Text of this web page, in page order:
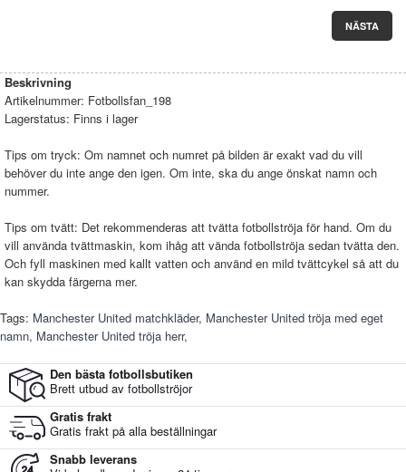
NÄSTA
Beskrivning
Artikelnummer: Fotbollsfan_198
Lagerstatus: Finns i lager
Tips om tryck: Om namnet och numret på bilden är exakt vad du vill
behöver du inte ange den igen. Om inte, ska du ange önskat namn och
nummer.
Tips om tvätt: Det rekommenderas att tvätta fotbollströja för hand. Om du
vill använda tvättmaskin, kom ihåg att vända fotbollströja sedan tvätta den.
Och fyll maskinen med kallt vatten och använd en mild tvättcykel så att du
kan skydda färgerna mer.
Tags: Manchester United matchkläder, Manchester United tröja med eget
namn, Manchester United tröja herr,
Den bästa fotbollsbutiken
Brett utbud av fotbollströjor
Gratis frakt
Gratis frakt på alla beställningar
Snabb leverans